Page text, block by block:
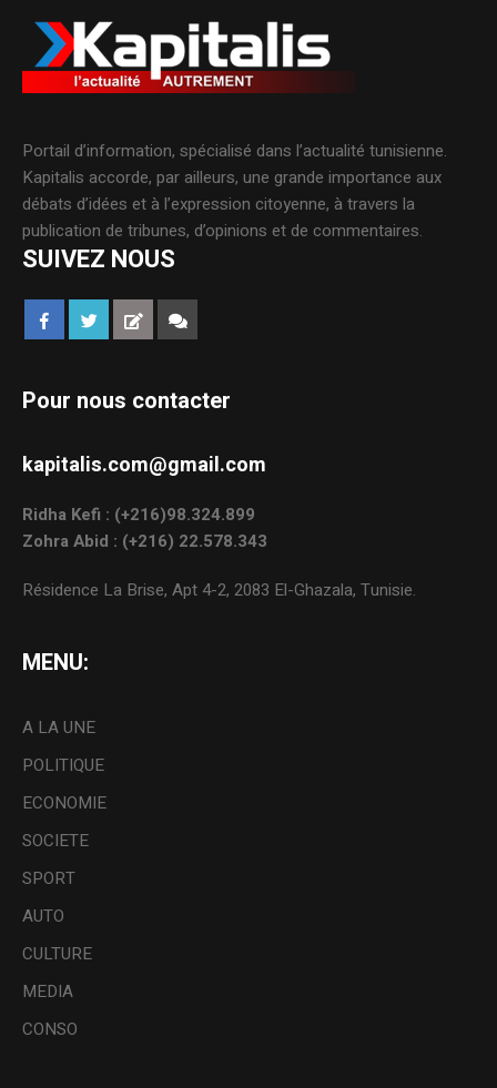
Portail d’information, spécialisé dans l’actualité tunisienne.
Kapitalis accorde, par ailleurs, une grande importance aux
débats d’idées et à l’expression citoyenne, à travers la
publication de tribunes, d’opinions et de commentaires.
SUIVEZ NOUS
Pour nous contacter
kapitalis.com@gmail.com
Ridha Kefi : (+216)98.324.899
Zohra Abid : (+216) 22.578.343
Résidence La Brise, Apt 4-2, 2083 El-Ghazala, Tunisie.
MENU:
A LA UNE
POLITIQUE
ECONOMIE
SOCIETE
SPORT
AUTO
CULTURE
MEDIA
CONSO